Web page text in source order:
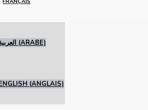
(ARABE)
(ANGLAIS)